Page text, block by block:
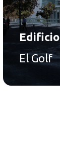
Edificio
El Golf